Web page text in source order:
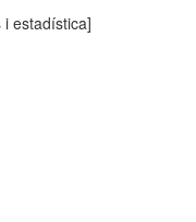
i estadística]